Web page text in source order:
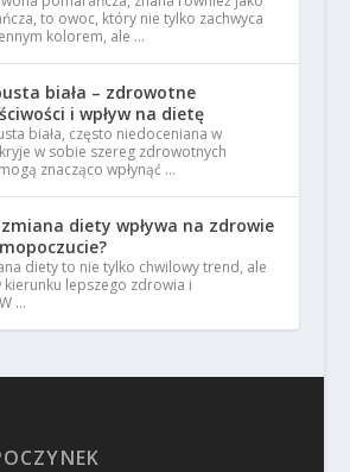
to owoc, który nie tylko zachwyca
kolorem, ale …
biała – zdrowotne
i wpływ na dietę
biała, często niedoceniana w
w sobie szereg zdrowotnych
znacząco wpłynąć …
zmiana diety wpływa na zdrowie
diety to nie tylko chwilowy trend, ale
kierunku lepszego zdrowia i
…